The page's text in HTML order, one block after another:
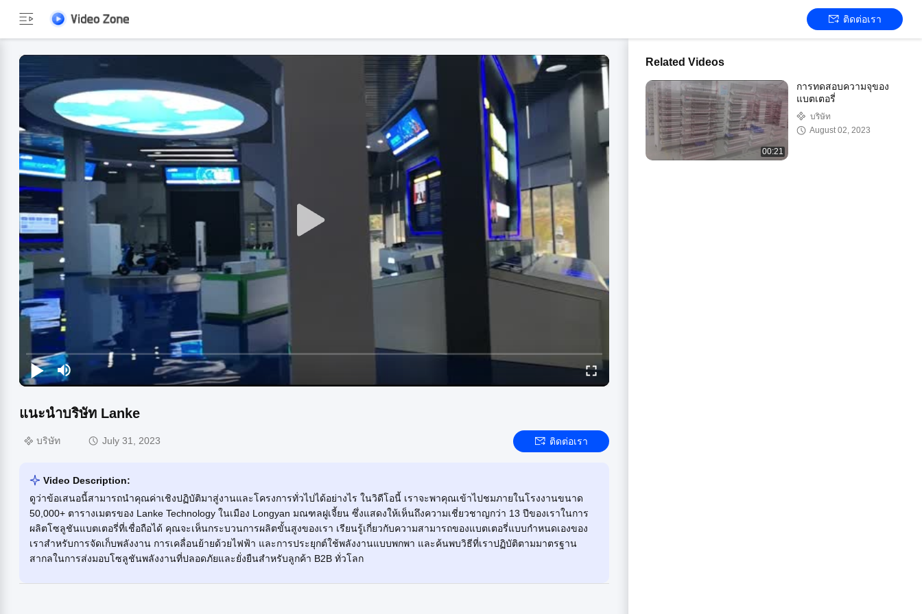
ติดต่อเรา
แนะนำบริษัท Lanke
บริษัท July 31, 2023 ติดต่อเรา
Video Description:
ดูว่าข้อเสนอนี้สามารถนำคุณค่าเชิงปฏิบัติมาสู่งานและโครงการทั่วไปได้อย่างไร ในวิดีโอนี้ เราจะพาคุณเข้าไปชมภายในโรงงานขนาด
50,000+ ตารางเมตรของ Lanke Technology ในเมือง Longyan มณฑลฝูเจี้ยน ซึ่งแสดงให้เห็นถึงความเชี่ยวชาญกว่า 13 ปีของเราในการ
ผลิตโซลูชันแบตเตอรี่ที่เชื่อถือได้ คุณจะเห็นกระบวนการผลิตขั้นสูงของเรา เรียนรู้เกี่ยวกับความสามารถของแบตเตอรี่แบบกำหนดเองของ
เราสำหรับการจัดเก็บพลังงาน การเคลื่อนย้ายด้วยไฟฟ้า และการประยุกต์ใช้พลังงานแบบพกพา และค้นพบวิธีที่เราปฏิบัติตามมาตรฐาน
สากลในการส่งมอบโซลูชันพลังงานที่ปลอดภัยและยั่งยืนสำหรับลูกค้า B2B ทั่วโลก
Related Videos
00:21
การทดสอบความจุของ
แบตเตอรี่
บริษัท
August 02, 2023